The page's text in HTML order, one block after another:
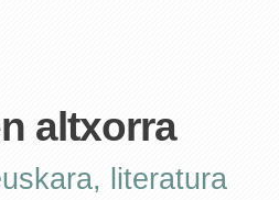
altxorra
, literatura